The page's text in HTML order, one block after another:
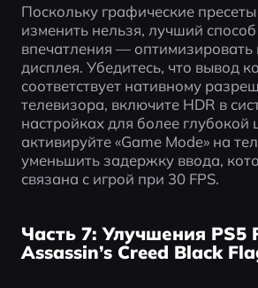
Поскольку графические пресеты
изменить нельзя, лучший
впечатления — оптимизировать
дисплея. Убедитесь, что вывод
соответствует нативному
телевизора, включите HDR в
настройках для более глубокой
активируйте «Game Mode» на
уменьшить задержку ввода,
связана с игрой при 30 FPS.
Часть 7: Улучшения PS5
Assassin’s Creed Black